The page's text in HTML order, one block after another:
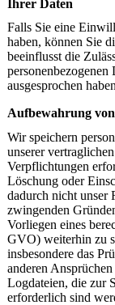
Ihrer Daten
Falls Sie eine
haben, können Sie
beeinflusst die
personenbezogenen
ausgesprochen
Aufbewahrung
Wir speichern
unserer
Verpflichtungen
Löschung oder
dadurch nicht unser
zwingenden
Vorliegen eines
GVO) weiterhin zu
insbesondere das
anderen
Logdateien, die zur
erforderlich sind